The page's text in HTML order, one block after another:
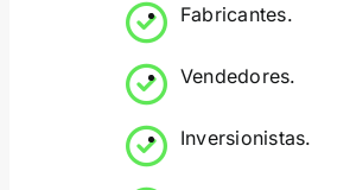
Fabricantes.
Vendedores.
Inversionistas.